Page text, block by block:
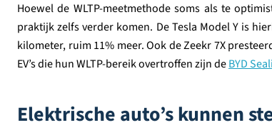
Hoewel de WLTP-meetmethode soms als te
praktijk zelfs verder komen. De Tesla Model Y is
kilometer, ruim 11% meer. Ook de Zeekr 7X
EV’s die hun WLTP-bereik overtroffen zijn deBYD
Elektrische auto’s kunnen